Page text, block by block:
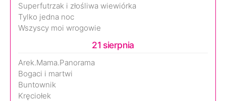
Superfutrzak i złośliwa wiewiórka
Tylko jedna noc
Wszyscy moi wrogowie
21 sierpnia
Arek.Mama.Panorama
Bogaci i martwi
Buntownik
Kręciołek